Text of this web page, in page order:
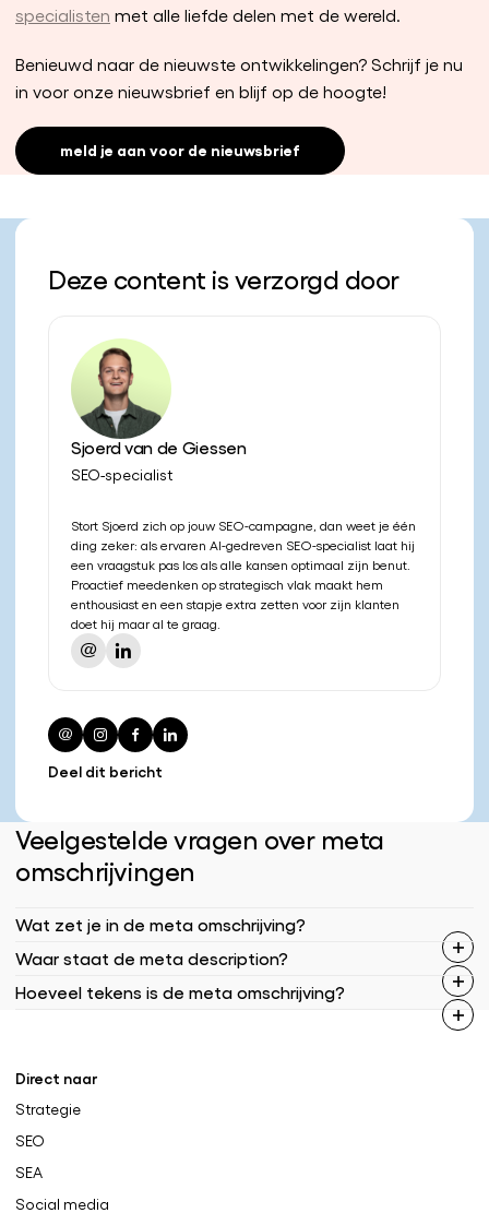
specialisten met alle liefde delen met de wereld.
Benieuwd naar de nieuwste ontwikkelingen? Schrijf je nu
in voor onze nieuwsbrief en blijf op de hoogte!
meld je aan voor de nieuwsbrief
Deze content is verzorgd door
Deel dit bericht
Sjoerd van de Giessen
SEO-specialist
Stort Sjoerd zich op jouw SEO-campagne, dan weet je één
ding zeker: als ervaren AI-gedreven SEO-specialist laat hij
een vraagstuk pas los als alle kansen optimaal zijn benut.
Proactief meedenken op strategisch vlak maakt hem
enthousiast en een stapje extra zetten voor zijn klanten
doet hij maar al te graag.
Veelgestelde vragen over meta
omschrijvingen
Wat zet je in de meta omschrijving?
Waar staat de meta description?
Hoeveel tekens is de meta omschrijving?
Direct naar
Strategie
SEO
SEA
Social media